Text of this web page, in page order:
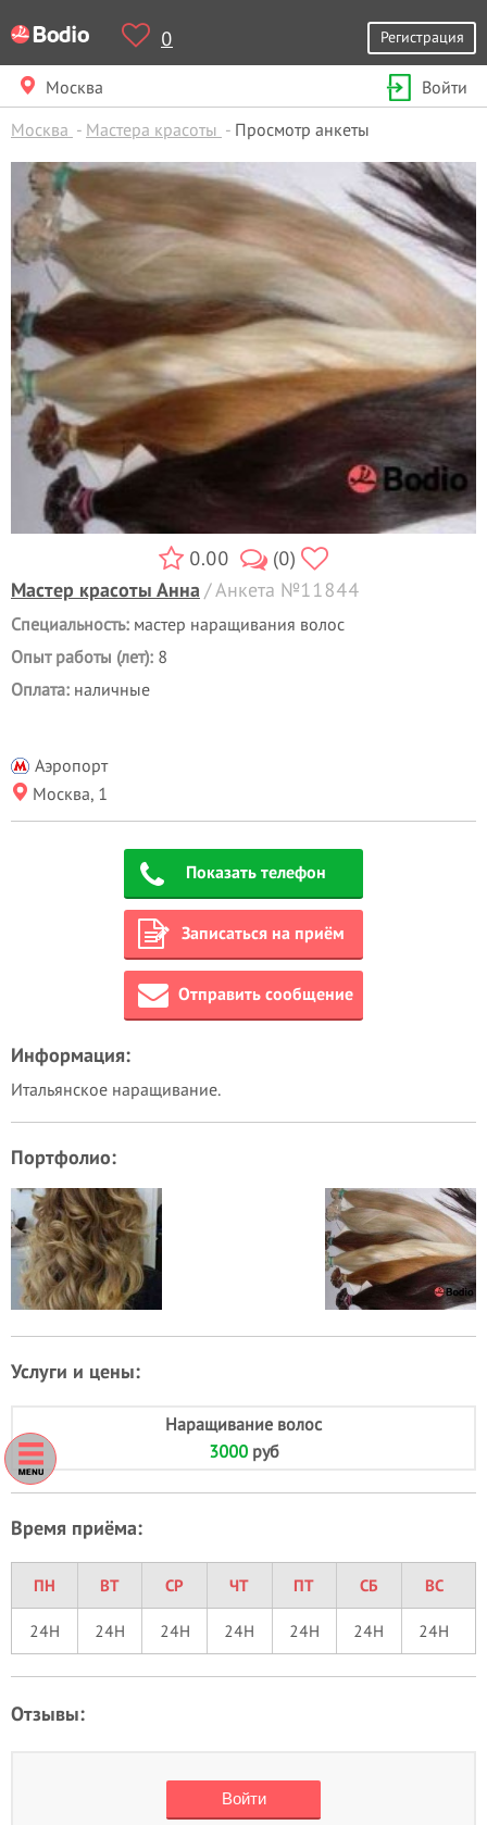
0 Регистрация
Москва
Войти
Москва
Мастера красоты Просмотр анкеты
0.00 (0)
Мастер красоты Анна / Анкета №11844
Специальность: мастер наращивания волос
Опыт работы (лет): 8
Оплата: наличные
Аэропорт
Москва, 1
Показать телефон
Записаться на приём
Отправить сообщение
Информация:
Итальянское наращивание.
Портфолио:
Услуги и цены:
Наращивание волос
3000руб
Время приёма:
ПН ВТ СР ЧТ ПТ СБ ВС
24H 24H 24H 24H 24H 24H 24H
Отзывы: